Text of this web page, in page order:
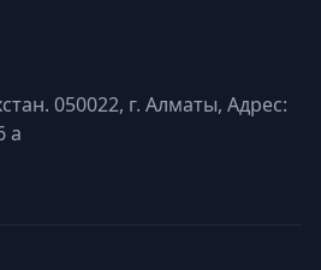
050022, г. Алматы, Адрес:
а